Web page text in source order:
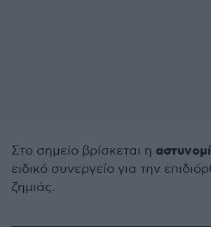
Στο σημείο βρίσκεται η
ειδικό συνεργείο για την
ζημιάς.